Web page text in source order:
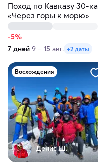
Поход по Кавказу 30-ка
«Через горы к морю»
-5%
7 дней 9 – 15 авг. +2 даты
Восхождения
Денис Ш.